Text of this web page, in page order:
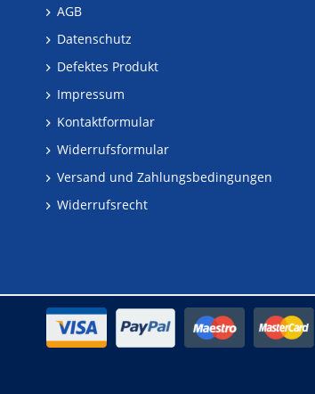
AGB
Datenschutz
Defektes Produkt
Impressum
Kontaktformular
Widerrufsformular
Versand und Zahlungsbedingungen
Widerrufsrecht